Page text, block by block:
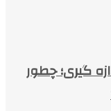
گیری؛ چطور